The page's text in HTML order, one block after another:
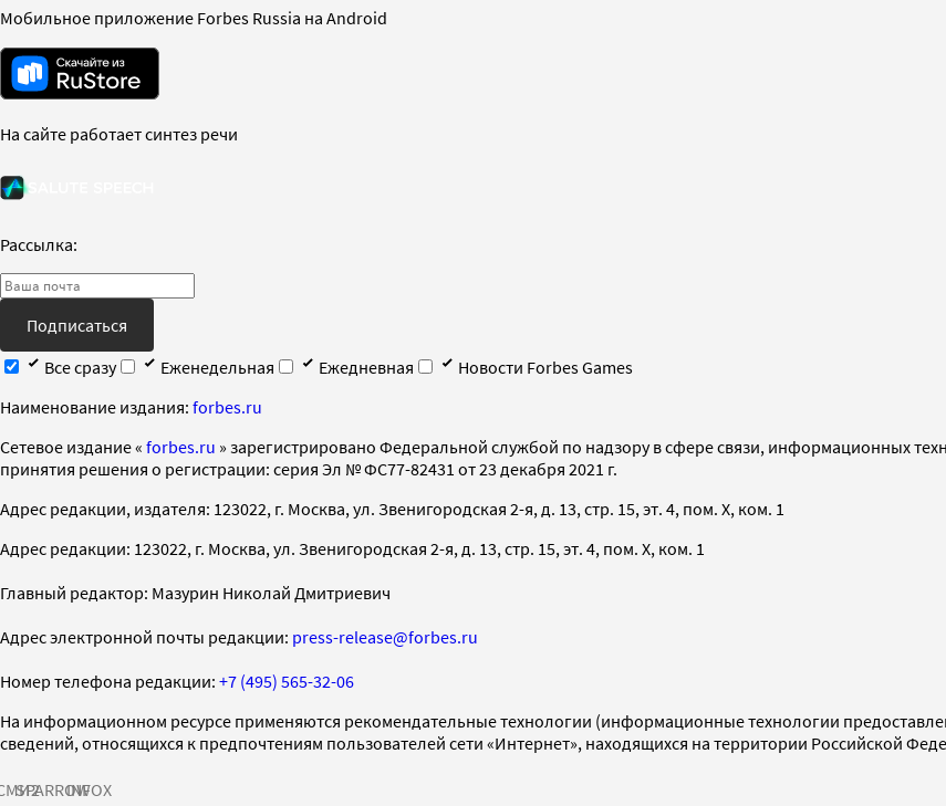
Мобильное приложение Forbes Russia на Android
На сайте работает синтез речи
Рассылка:
Подписаться
Все сразу
Еженедельная Ежедневная
Новости Forbes Games
Наименование издания: forbes.ru
Cетевое издание « forbes.ru » зарегистрировано Федеральной службой по надзору в сфере связи, информационных
принятия решения о регистрации: серия Эл № ФС77-82431 от 23 декабря 2021 г.
Адрес редакции, издателя: 123022, г. Москва, ул. Звенигородская 2-я, д. 13, стр. 15, эт. 4, пом. X, ком. 1
Адрес редакции: 123022, г. Москва, ул. Звенигородская 2-я, д. 13, стр. 15, эт. 4, пом. X, ком. 1
Главный редактор: Мазурин Николай Дмитриевич
Адрес электронной почты редакции: press-release@forbes.ru
Номер телефона редакции: +7 (495) 565-32-06
На информационном ресурсе применяются рекомендательные технологии (информационные технологии
сведений, относящихся к предпочтениям пользователей сети «Интернет», находящихся на территории Российской
SPARROWINFOX